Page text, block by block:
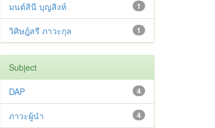
1
มนต์สินี บุญสิงห์
1
วิศิษฎ์สรี ภาวะกุล
Subject
4
DAP
4
ภาวะผู้นำ